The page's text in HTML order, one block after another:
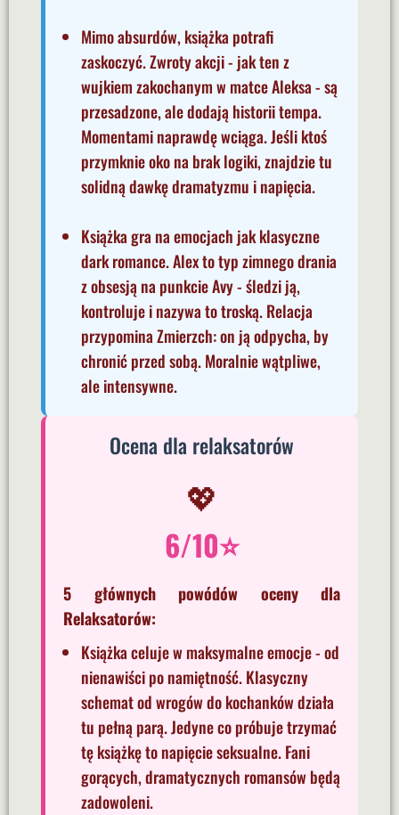
Mimo absurdów, książka potrafi
zaskoczyć. Zwroty akcji - jak ten z
wujkiem zakochanym w matce Aleksa - są
przesadzone, ale dodają historii tempa.
Momentami naprawdę wciąga. Jeśli ktoś
przymknie oko na brak logiki, znajdzie tu
solidną dawkę dramatyzmu i napięcia.
Książka gra na emocjach jak klasyczne
dark romance. Alex to typ zimnego drania
z obsesją na punkcie Avy - śledzi ją,
kontroluje i nazywa to troską. Relacja
przypomina Zmierzch: on ją odpycha, by
chronić przed sobą. Moralnie wątpliwe,
ale intensywne.
Ocena dla relaksatorów
💖
6/10⭐
5 głównych powódów oceny dla
Relaksatorów:
Książka celuje w maksymalne emocje - od
nienawiści po namiętność. Klasyczny
schemat od wrogów do kochanków działa
tu pełną parą. Jedyne co próbuje trzymać
tę książkę to napięcie seksualne. Fani
gorących, dramatycznych romansów będą
zadowoleni.